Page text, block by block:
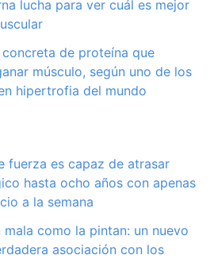
lucha para ver cuál es mejor
de proteína que
músculo, según uno de los
hipertrofia del mundo
fuerza es capaz de atrasar
hasta ocho años con apenas
a la semana
como la pintan: un nuevo
asociación con los